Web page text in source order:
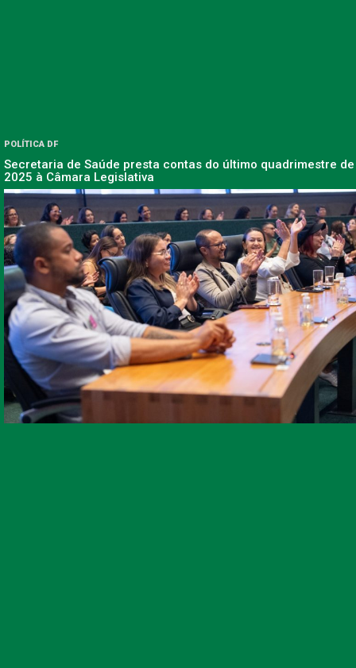
POLÍTICA DF
Secretaria de Saúde presta contas do último quadrimestre de
2025 à Câmara Legislativa